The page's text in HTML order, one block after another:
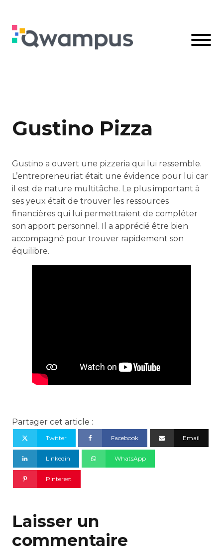
Gustino Pizza
Gustino a ouvert une pizzeria qui lui ressemble.
L’entrepreneuriat était une évidence pour lui car
il est de nature multitâche. Le plus important à
ses yeux était de trouver les ressources
financières qui lui permettraient de compléter
son apport personnel. Il a apprécié être bien
accompagné pour trouver rapidement son
équilibre.
Partager cet article :
Twitter Facebook Email
Linkedin WhatsApp
Pinterest
Laisser un
commentaire